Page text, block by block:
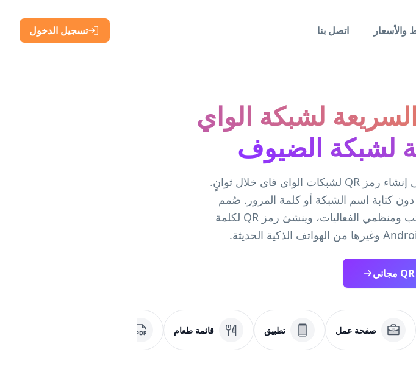
والأسعار اتصل بنا تسجيل الدخول
لشبكة الواي
لشبكة الضيوف
يساعدك مولد رمز QR لشبكة الواي فاي على إنشاء رمز QR لشبكات الواي فاي خلال ثوانٍ.
كتابة اسم الشبكة أو كلمة المرور. صُمم
للمقاهي والفنادق ومضيفي Airbnb والمكاتب ومنظمي الفعاليات، وينشئ رمز QR لكلمة
صفحة عمل تطبيق قائمة طعام